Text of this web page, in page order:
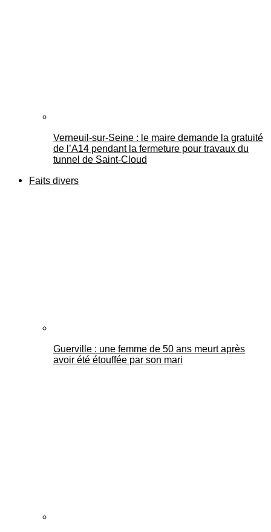
Verneuil-sur-Seine : le maire demande la gratuité
de l’A14 pendant la fermeture pour travaux du
tunnel de Saint-Cloud
Faits divers
Guerville : une femme de 50 ans meurt après
avoir été étouffée par son mari